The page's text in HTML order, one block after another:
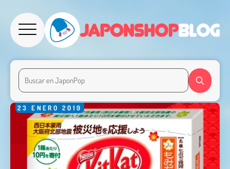
23 ENERO 2019